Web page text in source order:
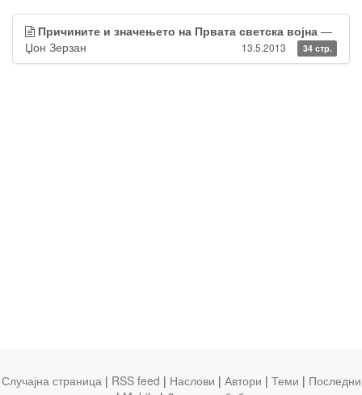
Причините и значењето на Првата светска војна —
Џон Зерзан
13.5.2013 34 стр.
Случајна страница | RSS feed | Наслови | Автори | Теми | Последни